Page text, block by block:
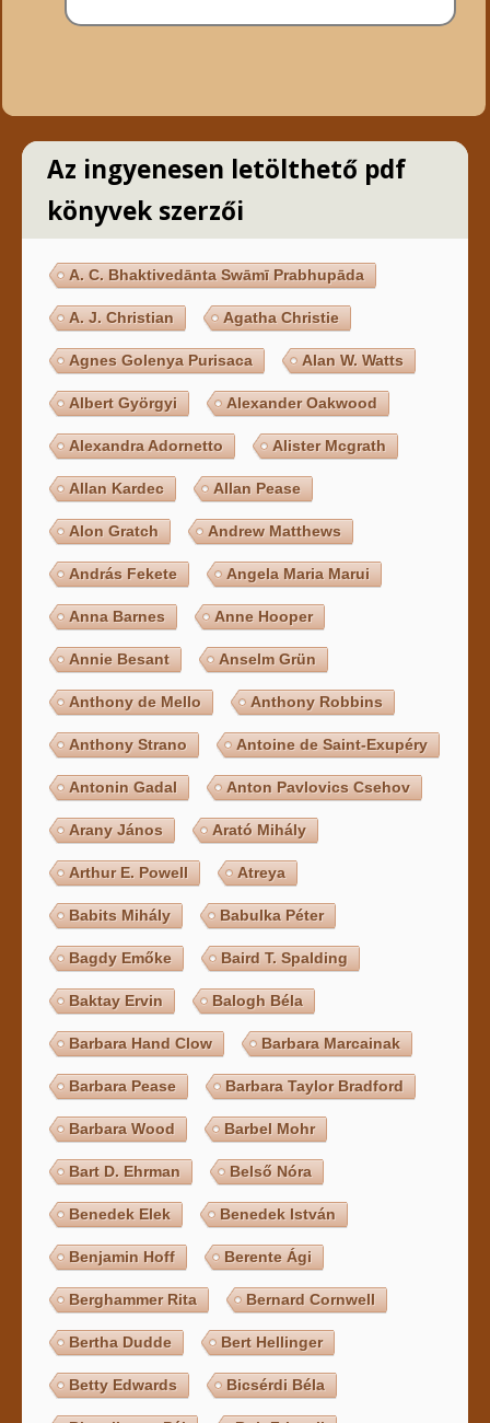
Az ingyenesen letölthető pdf
könyvek szerzői
A. C. Bhaktivedānta Swāmī Prabhupāda
A. J. Christian Agatha Christie
Agnes Golenya Purisaca Alan W. Watts
Albert Györgyi Alexander Oakwood
Alexandra Adornetto Alister Mcgrath
Allan Kardec Allan Pease
Alon Gratch Andrew Matthews
András Fekete Angela Maria Marui
Anna Barnes Anne Hooper
Annie Besant Anselm Grün
Anthony de Mello Anthony Robbins
Anthony Strano Antoine de Saint-Exupéry
Antonin Gadal Anton Pavlovics Csehov
Arany János Arató Mihály
Arthur E. Powell Atreya
Babits Mihály Babulka Péter
Bagdy Emőke Baird T. Spalding
Baktay Ervin Balogh Béla
Barbara Hand Clow Barbara Marcainak
Barbara Pease Barbara Taylor Bradford
Barbara Wood Barbel Mohr
Bart D. Ehrman Belső Nóra
Benedek Elek Benedek István
Benjamin Hoff Berente Ági
Berghammer Rita Bernard Cornwell
Bertha Dudde Bert Hellinger
Betty Edwards Bicsérdi Béla